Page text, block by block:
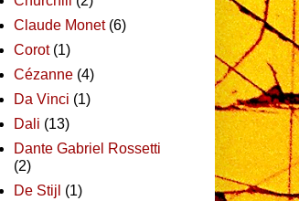
Claude Monet (6)
Corot (1)
Cézanne (4)
Da Vinci (1)
Dali (13)
Dante Gabriel Rossetti
(2)
De Stijl (1)